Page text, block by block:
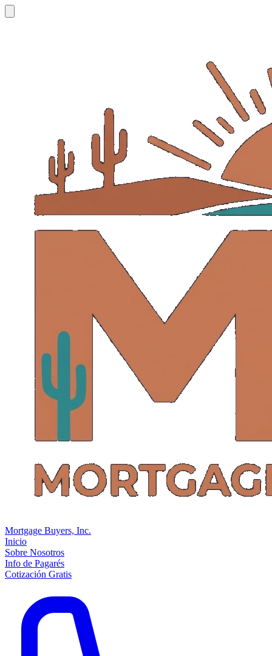
Mortgage Buyers, Inc.
Inicio
Sobre Nosotros
Info de Pagarés
Cotización Gratis